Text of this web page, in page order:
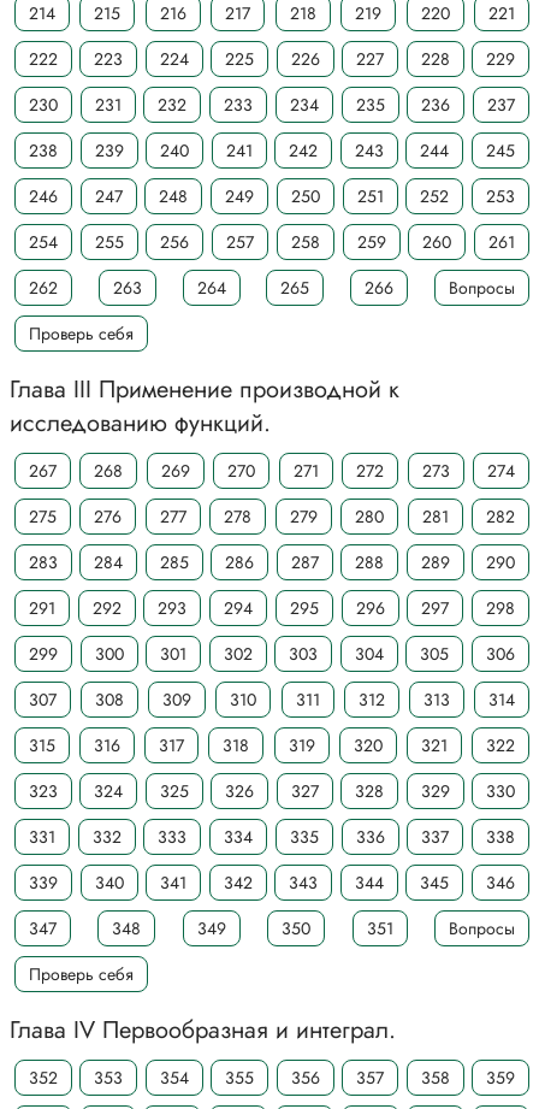
214
215 216 217 218 219 220
221
222
223 224 225 226 227 228
229
230
231 232 233 234 235 236
237
238
239 240 241 242 243 244
245
246
247 248 249 250 251 252
253
254
255 256 257 258 259 260
261
262
263 264 265 266
Вопросы
Проверь себя
Глава III Применение производной к
исследованию функций.
267 268 269 270 271 272 273
274
275
276 277 278 279 280 281
282
283
284 285 286 287 288 289
290
291
292 293 294 295 296 297
298
299
300 301 302 303 304 305
306
307
308 309 310 311 312 313
314
315
316 317 318 319 320 321
322
323
324 325 326 327 328 329
330
331
332 333 334 335 336 337
338
339
340 341 342 343 344 345
346
347
348 349 350 351
Вопросы
Проверь себя
Глава IV Первообразная и интеграл.
352 353 354 355 356 357 358 359